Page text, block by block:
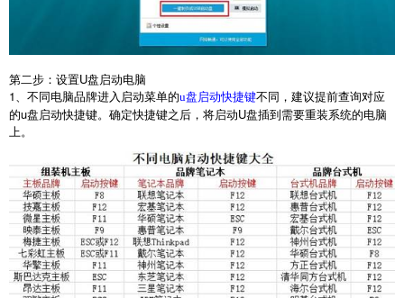
第二步：设置U盘启动电脑
1、不同电脑品牌进入启动菜单的u盘启动快捷键不同，建议提前查询对应
的u盘启动快捷键。确定快捷键之后，将启动U盘插到需要重装系统的电脑
上。